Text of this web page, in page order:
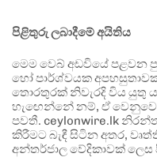
පිළිතුරු ලබාදීමේ අයිතිය
මෙම වෙබ් අඩවියේ පළවන
හෝ පාර්ශ්වයක
තොරතුරක් නිවැරදි විය යුතු
හැඟෙන්නේ නම්, ඒ
පවතී. ceylonwire.lk
කිරීමට බැඳී සිටින අතර,
අන්තර්ජාල වේදිකාවක්